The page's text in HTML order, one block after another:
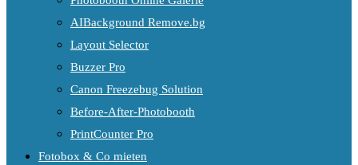
AIBackground Remove.bg
Layout Selector
Buzzer Pro
Canon Freezebug Solution
Before-After-Photobooth
PrintCounter Pro
Fotobox & Co mieten